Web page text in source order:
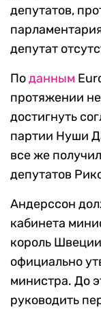
депутатов,
депутат
Поданным
протяжении
достигнуть
партии Нуши
все же
депутатов
Андерссон
кабинета
король
официально
министра. До
руководить